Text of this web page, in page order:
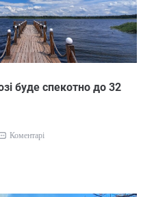
буде спекотно до 32
Коментарі